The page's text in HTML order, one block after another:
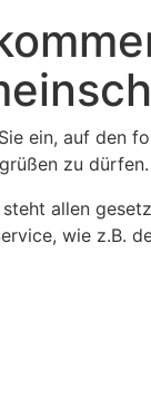
ein, auf den
zu dürfen.
steht allen
wie z.B.